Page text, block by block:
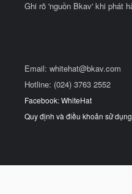
Ghi rõ 'nguồn Bkav' khi phát
Email: whitehat@bkav.com
Hotline: (024) 3763 2552
Facebook: WhiteHat
Quy định và điều khoản sử dụng